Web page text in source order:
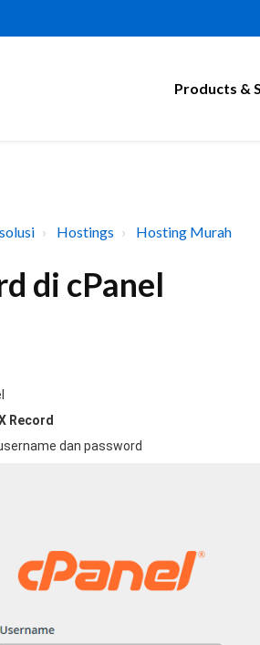
Products &
Hostings Hosting Murah
di cPanel
Record
dan password